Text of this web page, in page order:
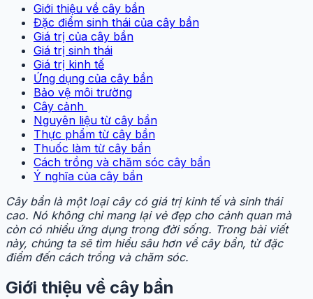
Giới thiệu về cây bần
Đặc điểm sinh thái của cây bần
Giá trị của cây bần
Giá trị sinh thái
Giá trị kinh tế
Ứng dụng của cây bần
Bảo vệ môi trường
Cây cảnh
Nguyên liệu từ cây bần
Thực phẩm từ cây bần
Thuốc làm từ cây bần
Cách trồng và chăm sóc cây bần
Ý nghĩa của cây bần
Cây bần là một loại cây có giá trị kinh tế và sinh thái
cao. Nó không chỉ mang lại vẻ đẹp cho cảnh quan mà
còn có nhiều ứng dụng trong đời sống. Trong bài viết
này, chúng ta sẽ tìm hiểu sâu hơn về cây bần, từ đặc
điểm đến cách trồng và chăm sóc.
Giới thiệu về cây bần